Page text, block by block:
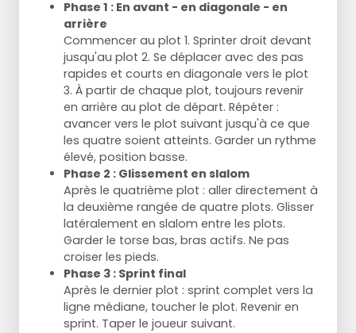
Phase 1 : En avant - en diagonale - en
arrière
Commencer au plot 1. Sprinter droit devant
jusqu'au plot 2. Se déplacer avec des pas
rapides et courts en diagonale vers le plot
3. À partir de chaque plot, toujours revenir
en arrière au plot de départ. Répéter :
avancer vers le plot suivant jusqu'à ce que
les quatre soient atteints. Garder un rythme
élevé, position basse.
Phase 2 : Glissement en slalom
Après le quatrième plot : aller directement à
la deuxième rangée de quatre plots. Glisser
latéralement en slalom entre les plots.
Garder le torse bas, bras actifs. Ne pas
croiser les pieds.
Phase 3 : Sprint final
Après le dernier plot : sprint complet vers la
ligne médiane, toucher le plot. Revenir en
sprint. Taper le joueur suivant.